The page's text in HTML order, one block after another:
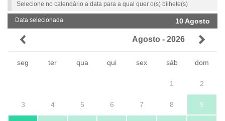
Selecione no calendário a data para a qual quer o(s) bilhete(s)
Data selecionada 10 Agosto
Agosto - 2026
seg ter qua qui sex sáb dom
1 2
3 4 5 6 7 8 9